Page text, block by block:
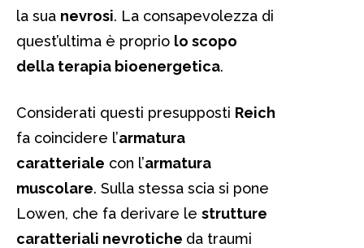
la sua nevrosi. La consapevolezza di
quest’ultima è proprio lo scopo
della terapia bioenergetica.
Considerati questi presupposti Reich
fa coincidere l’armatura
caratteriale con l’armatura
muscolare. Sulla stessa scia si pone
Lowen, che fa derivare le strutture
caratteriali nevrotiche da traumi